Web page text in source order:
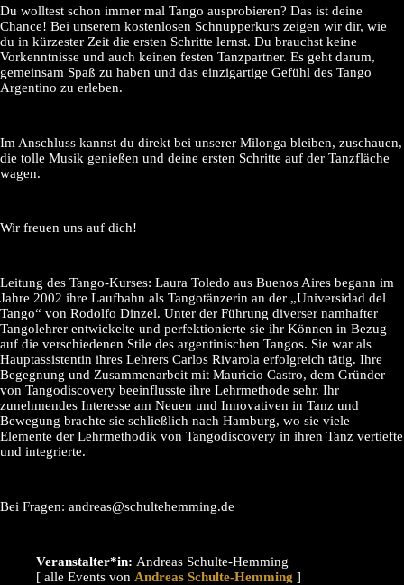
Du wolltest schon immer mal Tango ausprobieren? Das ist deine
Chance! Bei unserem kostenlosen Schnupperkurs zeigen wir dir, wie
du in kürzester Zeit die ersten Schritte lernst. Du brauchst keine
Vorkenntnisse und auch keinen festen Tanzpartner. Es geht darum,
gemeinsam Spaß zu haben und das einzigartige Gefühl des Tango
Argentino zu erleben.
Im Anschluss kannst du direkt bei unserer Milonga bleiben, zuschauen,
die tolle Musik genießen und deine ersten Schritte auf der Tanzfläche
wagen.
Wir freuen uns auf dich!
Leitung des Tango-Kurses: Laura Toledo aus Buenos Aires begann im
Jahre 2002 ihre Laufbahn als Tangotänzerin an der „Universidad del
Tango“ von Rodolfo Dinzel. Unter der Führung diverser namhafter
Tangolehrer entwickelte und perfektionierte sie ihr Können in Bezug
auf die verschiedenen Stile des argentinischen Tangos. Sie war als
Hauptassistentin ihres Lehrers Carlos Rivarola erfolgreich tätig. Ihre
Begegnung und Zusammenarbeit mit Mauricio Castro, dem Gründer
von Tangodiscovery beeinflusste ihre Lehrmethode sehr. Ihr
zunehmendes Interesse am Neuen und Innovativen in Tanz und
Bewegung brachte sie schließlich nach Hamburg, wo sie viele
Elemente der Lehrmethodik von Tangodiscovery in ihren Tanz vertiefte
und integrierte.
Bei Fragen: andreas@schultehemming.de
Veranstalter*in: Andreas Schulte-Hemming
[ alle Events von
]